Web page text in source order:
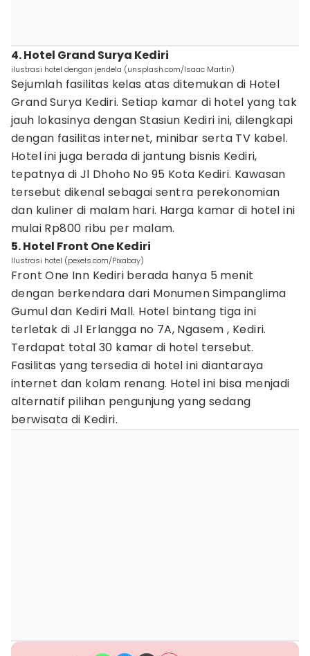
4. Hotel Grand Surya Kediri
ilustrasi hotel dengan jendela (unsplash.com/Isaac Martin)
Sejumlah fasilitas kelas atas ditemukan di Hotel
Grand Surya Kediri. Setiap kamar di hotel yang tak
jauh lokasinya dengan Stasiun Kediri ini, dilengkapi
dengan fasilitas internet, minibar serta TV kabel.
Hotel ini juga berada di jantung bisnis Kediri,
tepatnya di Jl Dhoho No 95 Kota Kediri. Kawasan
tersebut dikenal sebagai sentra perekonomian
dan kuliner di malam hari. Harga kamar di hotel ini
mulai Rp800 ribu per malam.
5. Hotel Front One Kediri
Ilustrasi hotel (pexels.com/Pixabay)
Front One Inn Kediri berada hanya 5 menit
dengan berkendara dari Monumen Simpanglima
Gumul dan Kediri Mall. Hotel bintang tiga ini
terletak di Jl Erlangga no 7A, Ngasem , Kediri.
Terdapat total 30 kamar di hotel tersebut.
Fasilitas yang tersedia di hotel ini diantaraya
internet dan kolam renang. Hotel ini bisa menjadi
alternatif pilihan pengunjung yang sedang
berwisata di Kediri.